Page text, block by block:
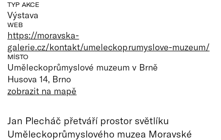
TYP AKCE
Výstava
WEB
https://moravska-
galerie.cz/kontakt/umeleckoprumyslove-muzeum/
MÍSTO
Uměleckoprůmyslové muzeum v Brně
Husova 14, Brno
zobrazit na mapě
Jan Plecháč přetváří prostor světlíku
Uměleckoprůmyslového muzea Moravské